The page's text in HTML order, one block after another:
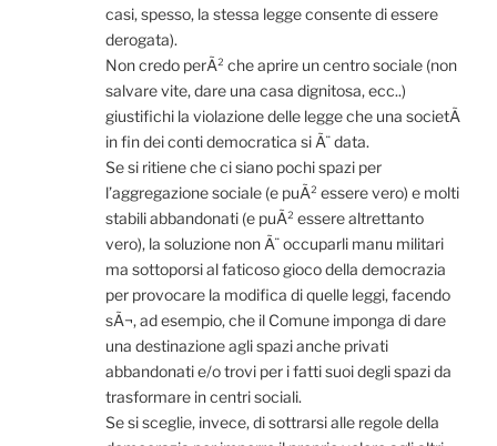
casi, spesso, la stessa legge consente di essere
derogata).
Non credo perÃ² che aprire un centro sociale (non
salvare vite, dare una casa dignitosa, ecc..)
giustifichi la violazione delle legge che una societÃ
in fin dei conti democratica si Ã¨ data.
Se si ritiene che ci siano pochi spazi per
l’aggregazione sociale (e puÃ² essere vero) e molti
stabili abbandonati (e puÃ² essere altrettanto
vero), la soluzione non Ã¨ occuparli manu militari
ma sottoporsi al faticoso gioco della democrazia
per provocare la modifica di quelle leggi, facendo
sÃ¬, ad esempio, che il Comune imponga di dare
una destinazione agli spazi anche privati
abbandonati e/o trovi per i fatti suoi degli spazi da
trasformare in centri sociali.
Se si sceglie, invece, di sottrarsi alle regole della